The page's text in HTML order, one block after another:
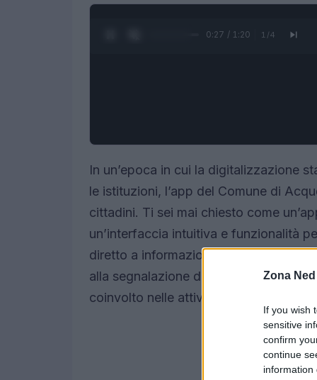
Zona Ned
If you wish
sensitive
confirm
continue
information
0:28 / 1:20 1 /4
In un’epoca in cui la digitalizzazione
le istituzioni, l’app del Comune di
cittadini. Ti sei mai chiesto come
un’interfaccia intuitiva e funzionalità
diretto a informazioni e servizi
alla segnalazione di disservizi, l’app è
coinvolto nelle attività del comune.